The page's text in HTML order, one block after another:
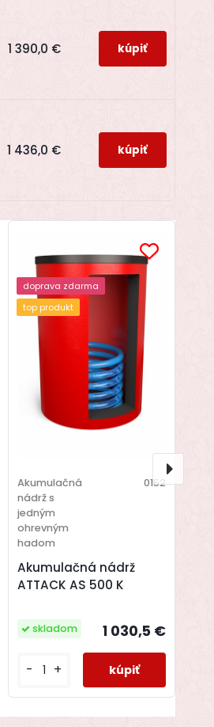
1 390,0 €
1 436,0 €
Akumulačná nádrž
ATTACK AS 500 K
Akumulačná
nádrž s
jedným
ohrevným
hadom
0152
1 030,5 €
- +
skladom
doprava zdarma
top produkt